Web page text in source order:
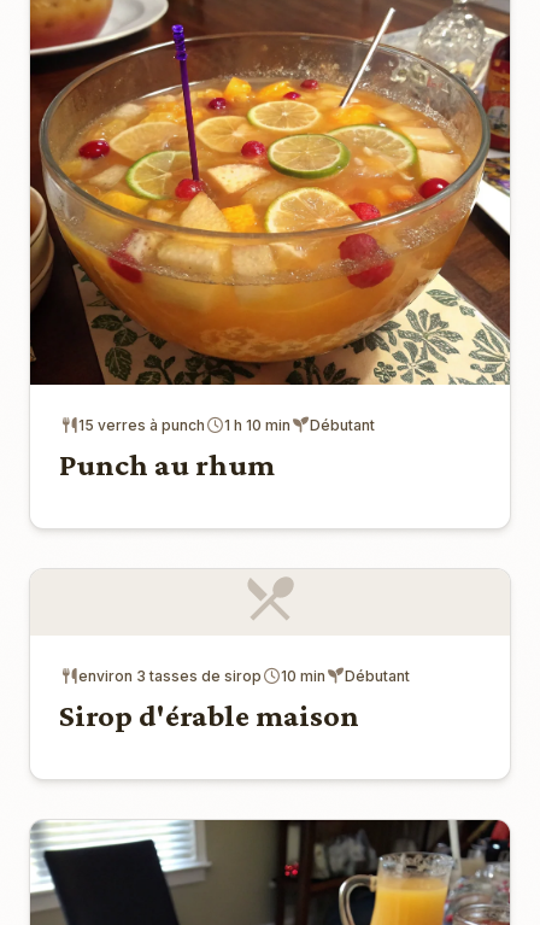
15 verres à punch 1 h 10 min Débutant
Punch au rhum
environ 3 tasses de sirop 10 min Débutant
Sirop d'érable maison